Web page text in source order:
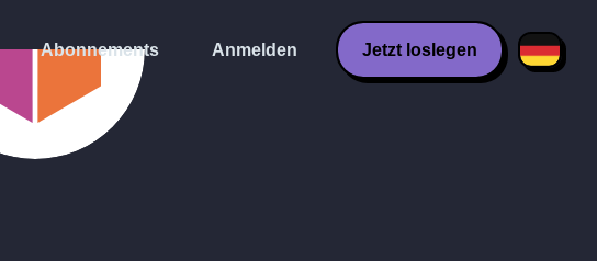
Abonnements Anmelden Jetzt loslegen